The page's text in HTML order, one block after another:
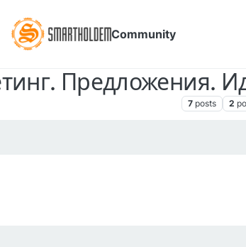
Community
Предложения.
7 posts 2